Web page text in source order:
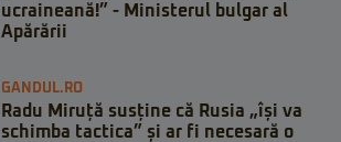
ucraineană!” - Ministerul bulgar al
Apărării
GANDUL.RO
Radu Miruță susține că Rusia „își va
schimba tactica” și ar fi necesară o